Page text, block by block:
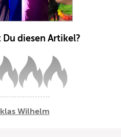
diesen Artikel?
Wilhelm